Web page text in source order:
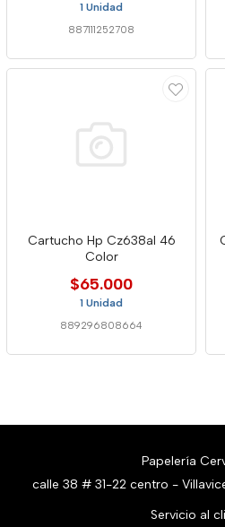
1 Unidad
887111252708
Cartucho Hp Cz638al 46
Color
$65.000
1 Unidad
889296808664
Papelería
calle 38 # 31-22 centro -
Servicio al